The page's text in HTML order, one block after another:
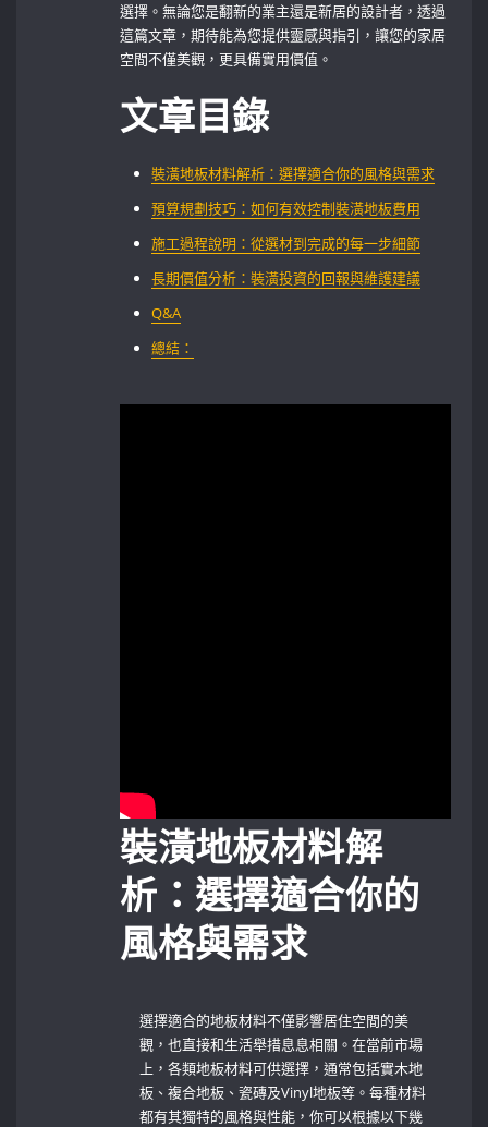
選擇。無論您是翻新的業主還是新居的設計者，透過
這篇文章，期待能為您提供靈感與指引，讓您的家居
空間不僅美觀，更具備實用價值。
文章目錄
裝潢地板材料解析：選擇適合你的風格與需求
預算規劃技巧：如何有效控制裝潢地板費用
施工過程說明：從選材到完成的每一步細節‍
長期價值分析：裝潢投資的回報與維護建議
Q&A
總結：
裝潢地板材料解
析：選擇適合你的
風格與需求
選擇適合的地板材料不僅影響居住空間的美
觀，也直接和生活舉措息息相關。在當前市場
上，各類地板材料可供選擇，通常包括實木地
板 、 複合地板 、 瓷磚及Vinyl地板等。每種材料
都有其獨特的風格與性能，你可以根據以下幾